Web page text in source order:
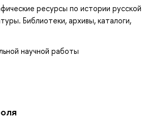
ресурсы по истории русской
Библиотеки, архивы, каталоги,
научной работы